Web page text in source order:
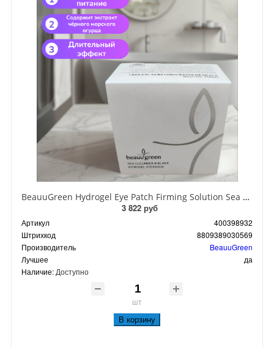
BeauuGreen Hydrogel Eye Patch Firming Solution Sea Cocumber & Black Гидрогелевые патчи для кожи вокруг глаз с экстрактом черного морского огурца 60 шт 90 гр
3 822 руб
Артикул
400398932
Штрихкод
8809389030569
Производитель
BeauuGreen
Лучшее
да
Наличие: Доступно
шт
В корзину